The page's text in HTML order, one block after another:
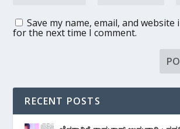
Save my name, email, and
for the next time I comment.
RECENT POSTS